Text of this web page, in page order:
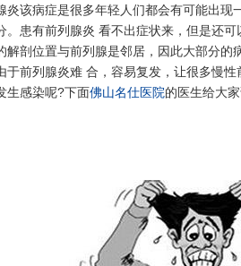
该病症是很多年轻人们都会有可能出现
。患有前列腺炎 看不出症状来，但是还
解剖位置与前列腺是邻居，因此大部分的
于前列腺炎难 合，容易复发，让很多慢性
生感染呢?下面佛山名仕医院的医生给大